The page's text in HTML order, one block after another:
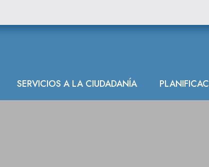
SERVICIOS A LA CIUDADANÍA
Agricultura